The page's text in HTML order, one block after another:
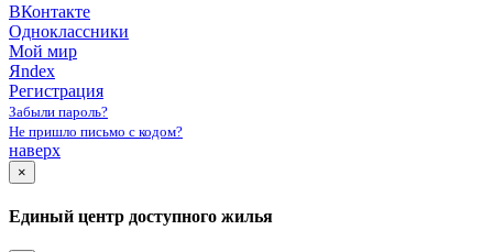
ВКонтакте
Одноклассники
Мой мир
Яndex
Регистрация
Забыли пароль?
Не пришло письмо с кодом?
наверх
×
Единый центр доступного жилья